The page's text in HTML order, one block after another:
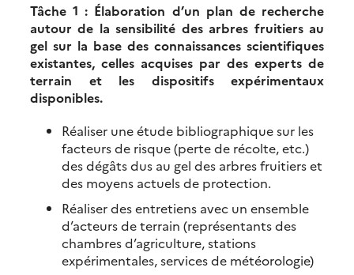
Tâche 1 : Élaboration d’un plan de recherche
autour de la sensibilité des arbres fruitiers au
gel sur la base des connaissances scientifiques
existantes, celles acquises par des experts de
terrain et les dispositifs expérimentaux
disponibles.
Réaliser une étude bibliographique sur les
facteurs de risque (perte de récolte, etc.)
des dégâts dus au gel des arbres fruitiers et
des moyens actuels de protection.
Réaliser des entretiens avec un ensemble
d’acteurs de terrain (représentants des
chambres d’agriculture, stations
expérimentales, services de météorologie)